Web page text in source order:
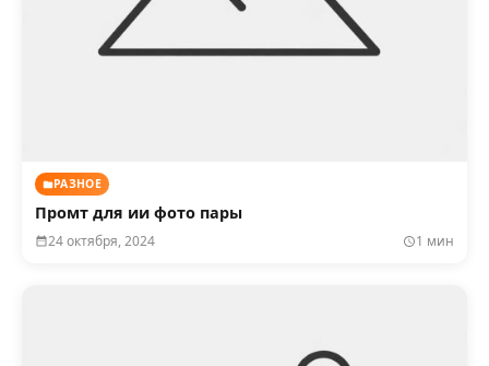
РАЗНОЕ
Промт для ии фото пары
24 октября, 2024 1 мин